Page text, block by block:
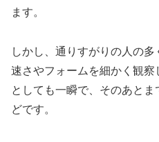
ます。
しかし、通りすがりの人の
速さやフォームを細かく観
としても一瞬で、そのあと
どです。